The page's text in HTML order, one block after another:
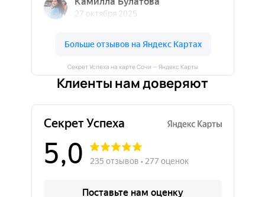
Секрет Успеха на карте Сочи — Яндекс Карты
Клиенты нам доверяют